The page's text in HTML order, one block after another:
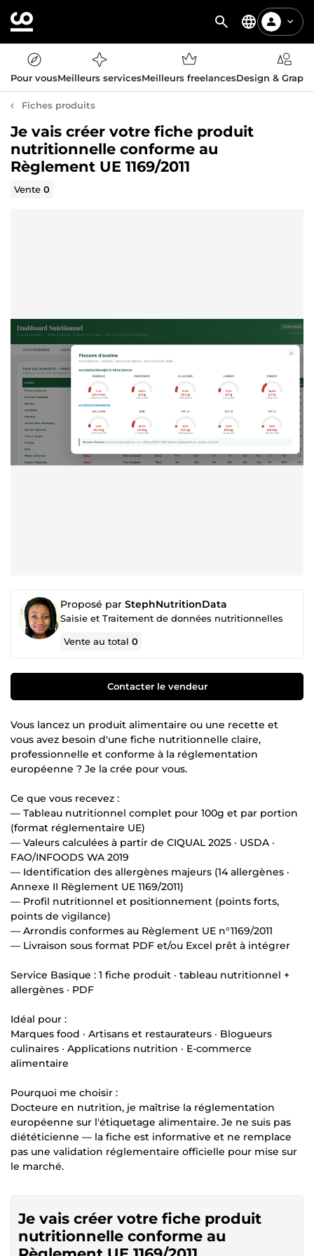
Pour vousMeilleurs servicesMeilleurs freelancesDesign &
Fiches produits
Je vais créer votre fiche produit
nutritionnelle conforme au
Règlement UE 1169/2011
Vente0
Proposé par StephNutritionData
Saisie et Traitement de données nutritionnelles
Vente au total0
Contacter le vendeur
Vous lancez un produit alimentaire ou une recette et
vous avez besoin d'une fiche nutritionnelle claire,
professionnelle et conforme à la réglementation
européenne ? Je la crée pour vous.
Ce que vous recevez :
— Tableau nutritionnel complet pour 100g et par portion
(format réglementaire UE)
— Valeurs calculées à partir de CIQUAL 2025 · USDA ·
FAO/INFOODS WA 2019
— Identification des allergènes majeurs (14 allergènes ·
Annexe II Règlement UE 1169/2011)
— Profil nutritionnel et positionnement (points forts,
points de vigilance)
— Arrondis conformes au Règlement UE n°1169/2011
— Livraison sous format PDF et/ou Excel prêt à intégrer
Service Basique : 1 fiche produit · tableau nutritionnel +
allergènes · PDF
Idéal pour :
Marques food · Artisans et restaurateurs · Blogueurs
culinaires · Applications nutrition · E-commerce
alimentaire
Pourquoi me choisir :
Docteure en nutrition, je maîtrise la réglementation
européenne sur l'étiquetage alimentaire. Je ne suis pas
diététicienne — la fiche est informative et ne remplace
pas une validation réglementaire officielle pour mise sur
le marché.
Je vais créer votre fiche produit
nutritionnelle conforme au